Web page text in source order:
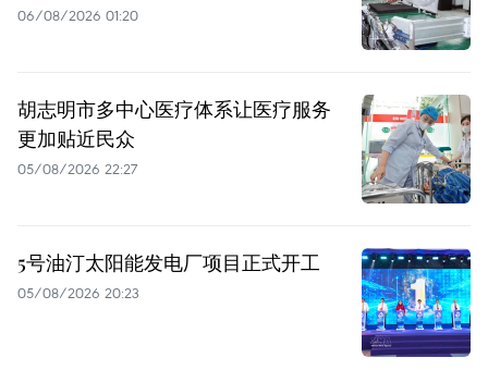
06/08/2026 01:20
胡志明市多中心医疗体系让医疗服务
更加贴近民众
05/08/2026 22:27
5号油汀太阳能发电厂项目正式开工
05/08/2026 20:23